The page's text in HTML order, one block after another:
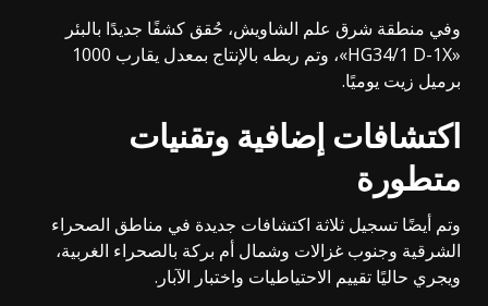
وفي منطقة شرق علم الشاويش، حُقق كشفًا جديدًا بالبئر
«HG34/1 D-1X»، وتم ربطه بالإنتاج بمعدل يقارب 1000
برميل زيت يوميًا.
اكتشافات إضافية وتقنيات
متطورة
وتم أيضًا تسجيل ثلاثة اكتشافات جديدة في مناطق الصحراء
الشرقية وجنوب غزالات وشمال أم بركة بالصحراء الغربية،
ويجري حاليًا تقييم الاحتياطيات واختبار الآبار.